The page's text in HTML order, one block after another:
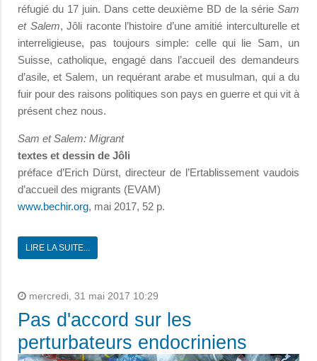
réfugié du 17 juin. Dans cette deuxième BD de la série Sam
et Salem, Jôli raconte l’histoire d’une amitié interculturelle et
interreligieuse, pas toujours simple: celle qui lie Sam, un
Suisse, catholique, engagé dans l’accueil des demandeurs
d’asile, et Salem, un requérant arabe et musulman, qui a du
fuir pour des raisons politiques son pays en guerre et qui vit à
présent chez nous.
Sam et Salem: Migrant
textes et dessin de Jôli
préface d’Erich Dürst, directeur de l’Ertablissement vaudois
d’accueil des migrants (EVAM)
www.bechir.org, mai 2017, 52 p.
LIRE LA SUITE...
mercredi, 31 mai 2017 10:29
Pas d'accord sur les
perturbateurs endocriniens